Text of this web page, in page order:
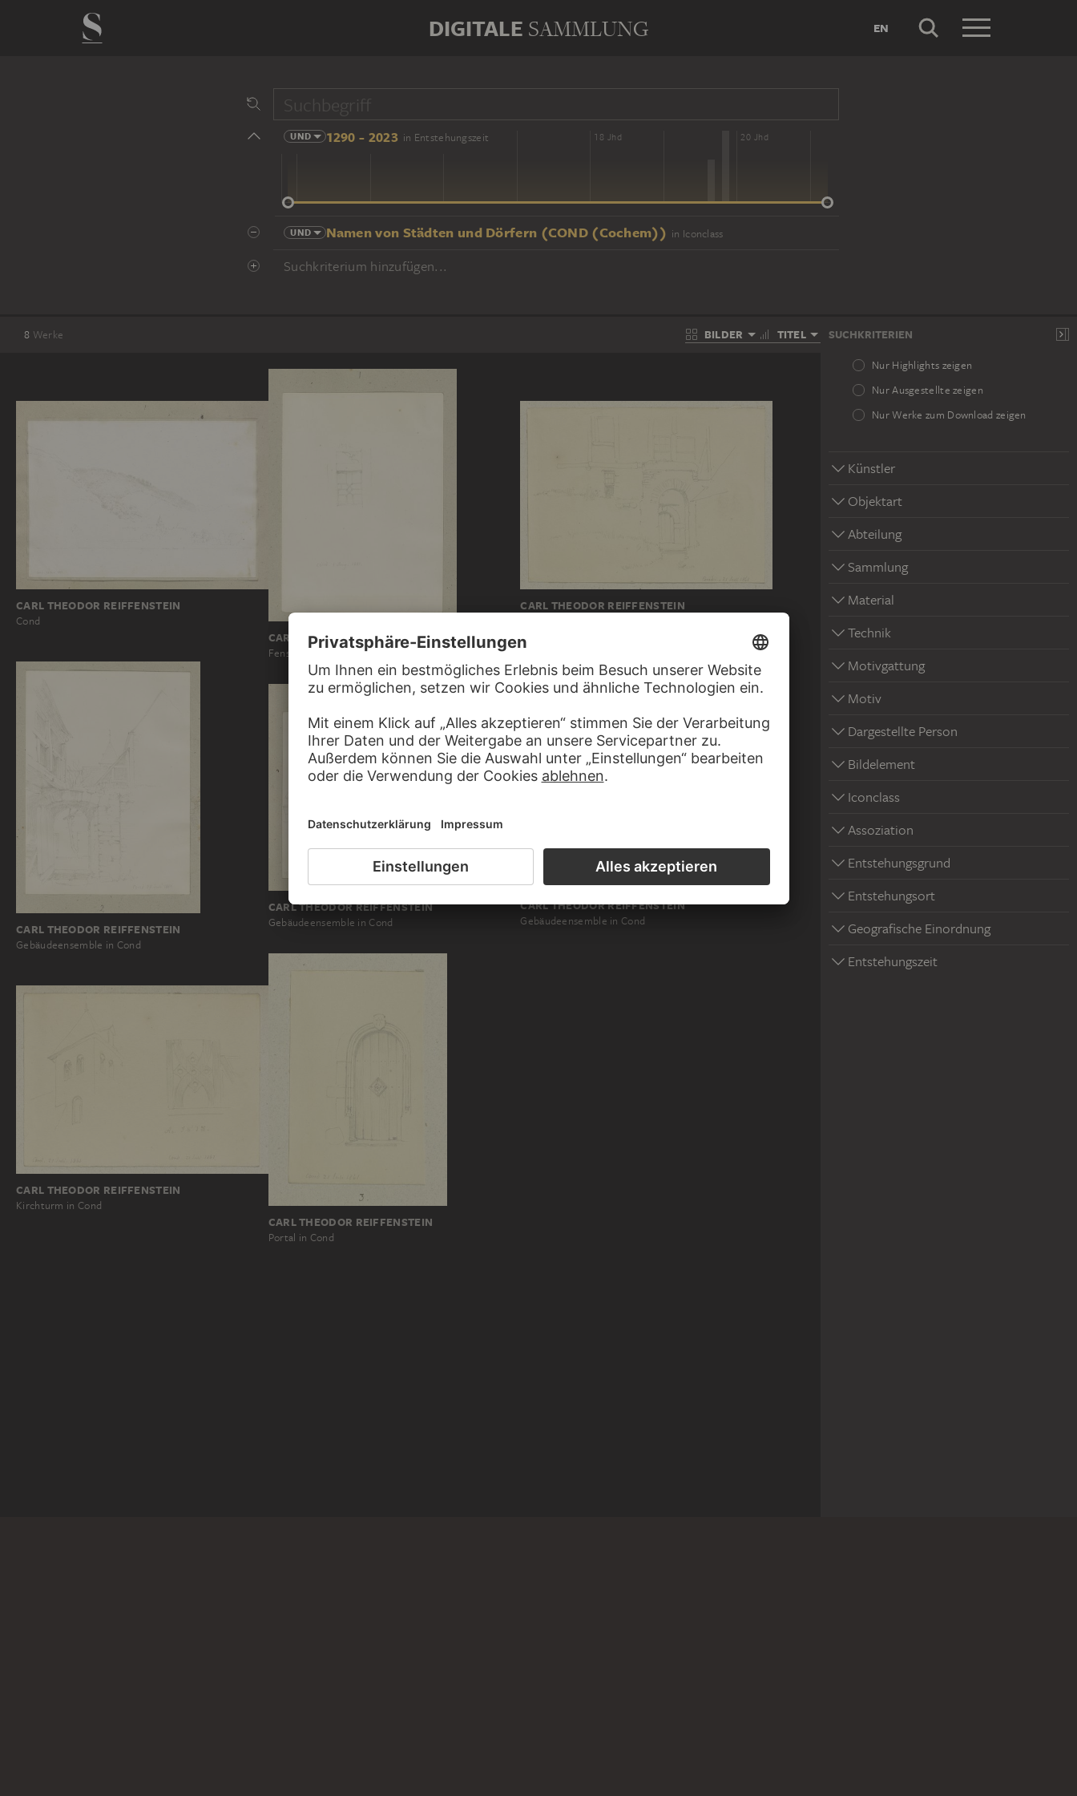
DIGITALE SAMMLUNG EN
UND 1290 - 2023 in Entstehungszeit
14 Jhd 16 Jhd 18 Jhd 20 Jhd
UND Namen von Städten und Dörfern (COND (Cochem)) in Iconclass
Suchkriterium hinzufügen...
8 Werke BILDER TITEL SUCHKRITERIEN
Nur Highlights zeigen
Nur Ausgestellte zeigen
Nur Werke zum Download zeigen
Künstler
Objektart
Abteilung
Sammlung
Material
Technik
Motivgattung
Motiv
Dargestellte Person
Bildelement
Iconclass
Assoziation
Entstehungsgrund
Entstehungsort
Geografische Einordnung
Entstehungszeit
CARL THEODOR REIFFENSTEIN
Cond
CARL THEODOR REIFFENSTEIN
Fenster in Cond
CARL THEODOR REIFFENSTEIN
CARL THEODOR REIFFENSTEIN
Gebäudeensemble in Cond
CARL THEODOR REIFFENSTEIN
Gebäudeensemble in Cond
CARL THEODOR REIFFENSTEIN
Gebäudeensemble in Cond
CARL THEODOR REIFFENSTEIN
Kirchturm in Cond
CARL THEODOR REIFFENSTEIN
Portal in Cond